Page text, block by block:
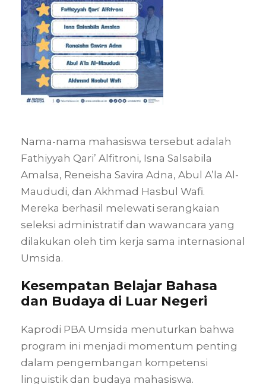
Nama-nama mahasiswa tersebut adalah
Fathiyyah Qari’ Alfitroni, Isna Salsabila
Amalsa, Reneisha Savira Adna, Abul A’la Al-
Maududi, dan Akhmad Hasbul Wafi.
Mereka berhasil melewati serangkaian
seleksi administratif dan wawancara yang
dilakukan oleh tim kerja sama internasional
Umsida.
Kesempatan Belajar Bahasa
dan Budaya di Luar Negeri
Kaprodi PBA Umsida menuturkan bahwa
program ini menjadi momentum penting
dalam pengembangan kompetensi
linguistik dan budaya mahasiswa.